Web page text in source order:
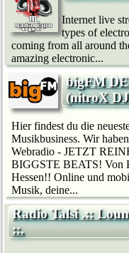
Internet live
types of
coming from all around
amazing electronic...
bigFM
(nitroX
Hier findest du die
Musikbusiness. Wir
Webradio - JETZT
BIGGSTE BEATS! Von
Hessen!! Online und
Musik, deine...
Radio Talsi .::
::.